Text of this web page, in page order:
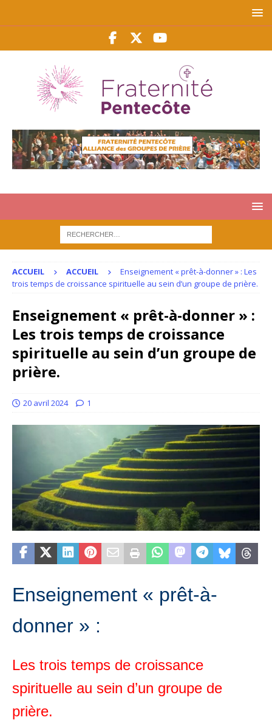
ACCUEIL ACCUEIL
Enseignement « prêt-à-donner » : Les
trois temps de croissance spirituelle au sein d’un groupe de prière.
Enseignement « prêt-à-donner » :
Les trois temps de croissance
spirituelle au sein d’un groupe de
prière.
20 avril 2024 1
Enseignement « prêt-à-
donner » :
Les trois temps de croissance
spirituelle au sein d’un groupe de
prière.